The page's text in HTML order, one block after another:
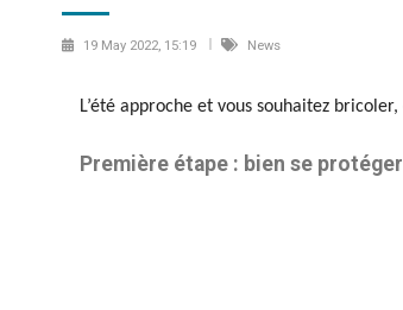
19 May 2022, 15:19 News
L’été approche et vous souhaitez
Première étape : bien se protéger